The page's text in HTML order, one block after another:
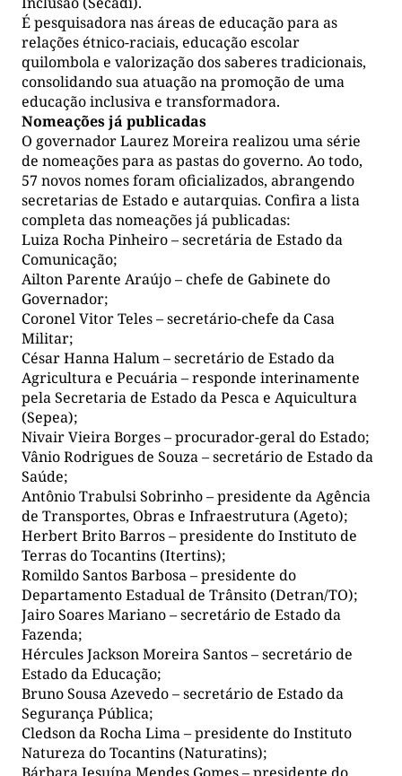
É pesquisadora nas áreas de educação para as
relações étnico-raciais, educação escolar
quilombola e valorização dos saberes tradicionais,
consolidando sua atuação na promoção de uma
educação inclusiva e transformadora.
Nomeações já publicadas
O governador Laurez Moreira realizou uma série
de nomeações para as pastas do governo. Ao todo,
57 novos nomes foram oficializados, abrangendo
secretarias de Estado e autarquias. Confira a lista
completa das nomeações já publicadas:
Luiza Rocha Pinheiro – secretária de Estado da
Comunicação;
Ailton Parente Araújo – chefe de Gabinete do
Governador;
Coronel Vitor Teles – secretário-chefe da Casa
Militar;
César Hanna Halum – secretário de Estado da
Agricultura e Pecuária – responde interinamente
pela Secretaria de Estado da Pesca e Aquicultura
(Sepea);
Nivair Vieira Borges – procurador-geral do Estado;
Vânio Rodrigues de Souza – secretário de Estado da
Saúde;
Antônio Trabulsi Sobrinho – presidente da Agência
de Transportes, Obras e Infraestrutura (Ageto);
Herbert Brito Barros – presidente do Instituto de
Terras do Tocantins (Itertins);
Romildo Santos Barbosa – presidente do
Departamento Estadual de Trânsito (Detran/TO);
Jairo Soares Mariano – secretário de Estado da
Fazenda;
Hércules Jackson Moreira Santos – secretário de
Estado da Educação;
Bruno Sousa Azevedo – secretário de Estado da
Segurança Pública;
Cledson da Rocha Lima – presidente do Instituto
Natureza do Tocantins (Naturatins);